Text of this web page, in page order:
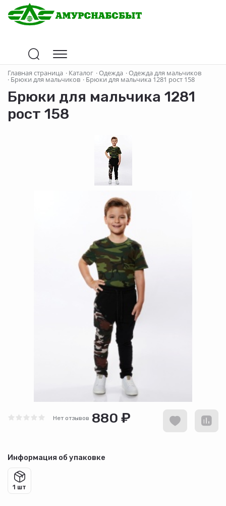
Главная страница · Каталог ·Одежда ·Одежда для мальчиков
· Брюки для мальчиков · Брюки для мальчика 1281 рост 158
Брюки для мальчика 1281
рост 158
Нет отзывов 880 ₽
Информация об упаковке
1 шт